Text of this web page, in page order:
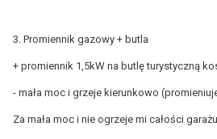
3. Promiennik gazowy + butla
+ promiennik 1,5kW na butlę turystyczną
- mała moc i grzeje kierunkowo
Za mała moc i nie ogrzeje mi całości garażu.